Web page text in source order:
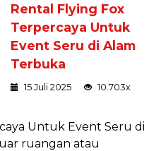
Rental Flying Fox
Terpercaya Untuk
Event Seru di Alam
Terbuka
15 Juli 2025
10.703x
Untuk Event Seru di
ruangan atau